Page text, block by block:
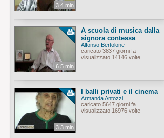
3.4 min
6.5 min
A scuola di musica dalla
signora contessa
Alfonso Bertolone
caricato 3837 giorni fa
visualizzato 14146 volte
3.3 min
I balli privati e il cinema
Armanda Antozzi
caricato 5647 giorni fa
visualizzato 16976 volte